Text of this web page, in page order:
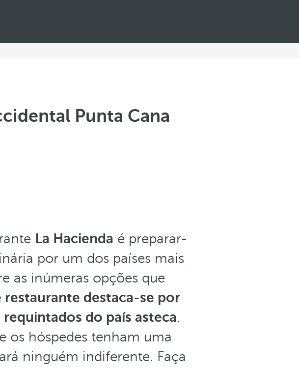
Punta Cana
La Hacienda é preparar-
por um dos países mais
as inúmeras opções que
restaurante destaca-se por
do país asteca.
os hóspedes tenham uma
ninguém indiferente. Faça